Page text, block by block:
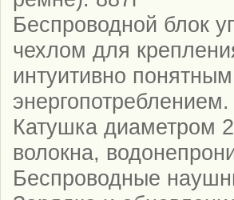
Беспроводной блок
чехлом для
интуитивно
энергопотреблением.
Катушка диаметром
волокна,
Беспроводные